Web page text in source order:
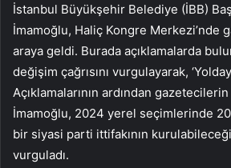
İstanbul Büyükşehir Belediye (İBB)
İmamoğlu, Haliç Kongre Merkezi’nde
araya geldi. Burada açıklamalarda
değişim çağrısını vurgulayarak,
Açıklamalarının ardından
İmamoğlu, 2024 yerel seçimlerinde
bir siyasi parti ittifakının
vurguladı.